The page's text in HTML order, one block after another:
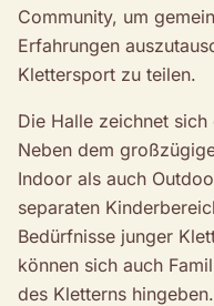
Community, um
Erfahrungen
Klettersport zu teilen.
Die Halle zeichnet
Neben dem
Indoor als auch
separaten
Bedürfnisse junger
können sich auch
des Kletterns